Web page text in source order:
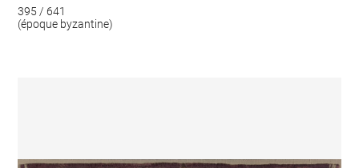
395 / 641
(époque byzantine)